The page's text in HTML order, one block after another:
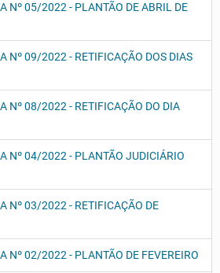
Nº 05/2022 - PLANTÃO DE ABRIL DE
Nº 09/2022 - RETIFICAÇÃO DOS DIAS
Nº 08/2022 - RETIFICAÇÃO DO DIA
Nº 04/2022 - PLANTÃO JUDICIÁRIO
Nº 03/2022 - RETIFICAÇÃO DE
Nº 02/2022 - PLANTÃO DE FEVEREIRO